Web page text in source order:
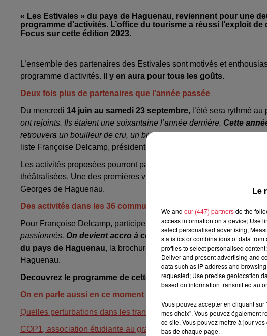
« Les Estivales » du pays de Haguenau, reviennent pour une
programme d'activités. L’office du tourisme a réussi l’exploit
Focus sur cette édition 2023.
L’ensemble des partenaires des Estivales sont motivés et
programme d'activités.
Il y en aura pour tous les goûts.
Deux fois plus de partenaires que l'année passée
Du mercredi 14 juin au samedi 23 septembre, l’été sera rythmé
ont rejoints. Ils étaient une soixantaine l’année dernière. Cette
retrouvera un bouilleur de cru, un brasseur, du tourisme solidaire,
liste Françoise Delcamp, présidente de l’office de tourisme du Pays
Les activités proposées pourront par exemple se décliner en visite
théâtralisées. Une des premières visites théâtralisée aura d’ailleurs
Georges de Haguenau.
Des activités dans les 36 communes du Pays de Haguenau
Pour Françoise Delcamp, participer à ces Estivales, c’est «
passionnés. On devient accro à ces estivales. » Pour en savoir
du pays de Haguenau, la brochure de l’événement sera distribué
Haguenau.
Decouvrez le programme de cette édition 2023sur le site
On en parle aussi en ce moment :
Quelles perturbations dans les transports strasbourgeois cet été ?
COP1, association étudiante au grand coeur
Le
We and our (447) partnersdo the
access information on a device; Use
select personalised advertising;
statistics or combinations of data
profiles to select personalised
Deliver and present advertising and
data such as IP address and
requested; Use precise geolocation
based on information transmitted
Vous pouvez accepter en cliquant
mes choix". Vous pouvez également
ce site. Vous pouvez mettre à jour
bas de chaque page.